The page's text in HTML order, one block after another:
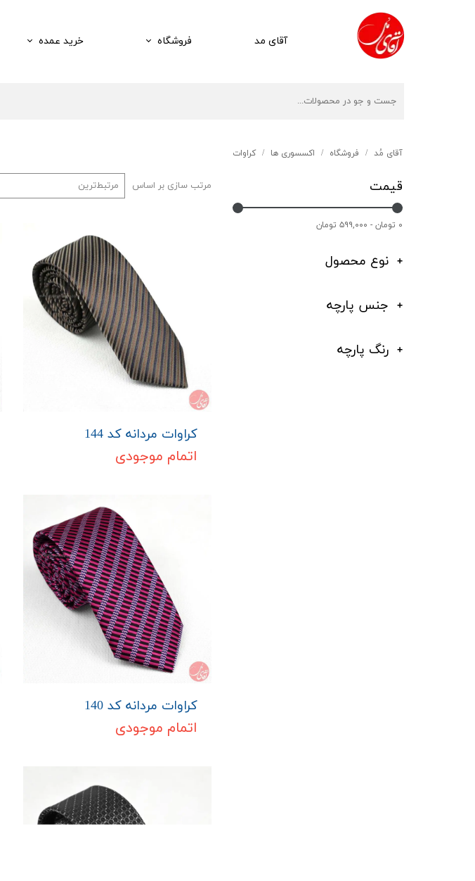
آقای مد فروشگاه خرید عمده
آقای مُد فروشگاه اکسسوری ها کراوات
قیمت
۰ تومان - ۵۹۹,۰۰۰ تومان
رنگ پارچه
جنس پارچه
نوع محصول
مرتب سازی بر اساس مرتبط‌ترین
کراوات مردانه کد 144
اتمام موجودی
کراوات مردانه کد 140
اتمام موجودی